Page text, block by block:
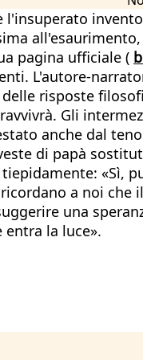
l'insuperato
pagina ufficiale (
L'autore-
risposte
Gli
anche dal
di papà
«Sì,
a noi che
una
la luce».